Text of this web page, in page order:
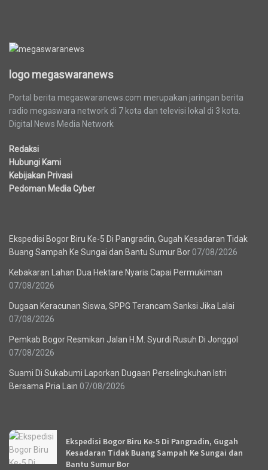
logo megaswaranews
Portal berita megaswaranews.com merupakan jaringan berita
radio megaswara network di 7 kota dan televisi lokal di 3 kota.
Digital News Media Network
Redaksi
Hubungi Kami
Kebijakan Privasi
Pedoman Media Cyber
Ekspedisi Bogor Biru Ke-5 Di Pangradin, Gugah Kesadaran Tidak
Buang Sampah Ke Sungai dan Bantu Sumur Bor 07/08/2026
Kebakaran Lahan Dua Hektare Nyaris Capai Permukiman
07/08/2026
Dugaan Keracunan Siswa, SPPG Terancam Sanksi Jika Lalai
07/08/2026
Pemkab Bogor Resmikan Jalan H.M. Syurdi Rusuh Di Jonggol
07/08/2026
Suami Di Sukabumi Laporkan Dugaan Perselingkuhan Istri
Bersama Pria Lain 07/08/2026
Ekspedisi Bogor Biru Ke-5 Di Pangradin, Gugah
Kesadaran Tidak Buang Sampah Ke Sungai dan
Bantu Sumur Bor